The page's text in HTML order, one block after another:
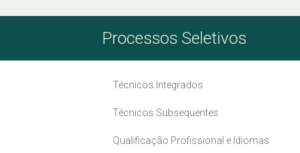
Processos Seletivos
Técnicos Integrados
Técnicos Subsequentes
Qualificação Profissional e Idiomas